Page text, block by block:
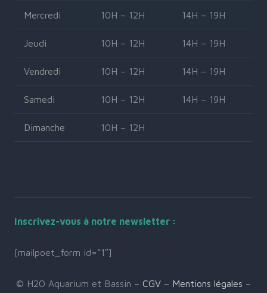
Mercredi 10H – 12H 14H – 19H
Jeudi 10H – 12H 14H – 19H
Vendredi 10H – 12H 14H – 19H
Samedi 10H – 12H 14H – 19H
Dimanche 10H – 12H
Inscrivez-vous à notre newsletter :
[mailpoet_form id=”1″]
© H2O Aquarium et Bassin – CGV – Mentions légales –